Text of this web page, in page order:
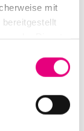
mit